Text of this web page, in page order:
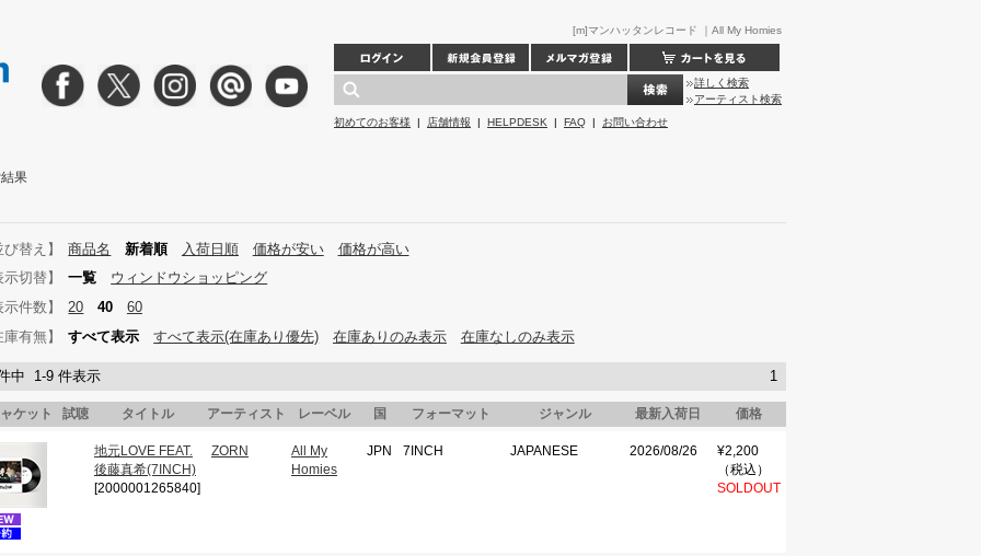
[m]マンハッタンレコード ｜All My Homies
詳しく検索
アーティスト検索
初めてのお客様 | 店舗情報 | HELPDESK | FAQ | お問い合わせ
果
替え】 商品名 新着順 入荷日順 価格が安い
価格が高い
切替】
一覧
ウィンドウショッピング
件数】
20 40
60
有無】
すべて表示 すべて表示(在庫あり優先) 在庫ありのみ表示 在庫なしのみ表示
中 1-9 件表示 1
ケット 試聴 タイトル アーティスト レーベル 国 フォーマット ジャンル 最新入荷日 価格
地元LOVE FEAT.
後藤真希(7INCH)
[2000001265840]
ZORN
All My
Homies
JPN 7INCH JAPANESE 2026/08/26
¥2,200
（税込）
SOLDOUT